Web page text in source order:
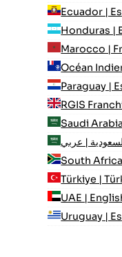
Ecuador |
Honduras |
Marocco |
Océan
Paraguay |
RGIS
Saudi
| عربي
South
Türkiye |
UAE |
Uruguay |